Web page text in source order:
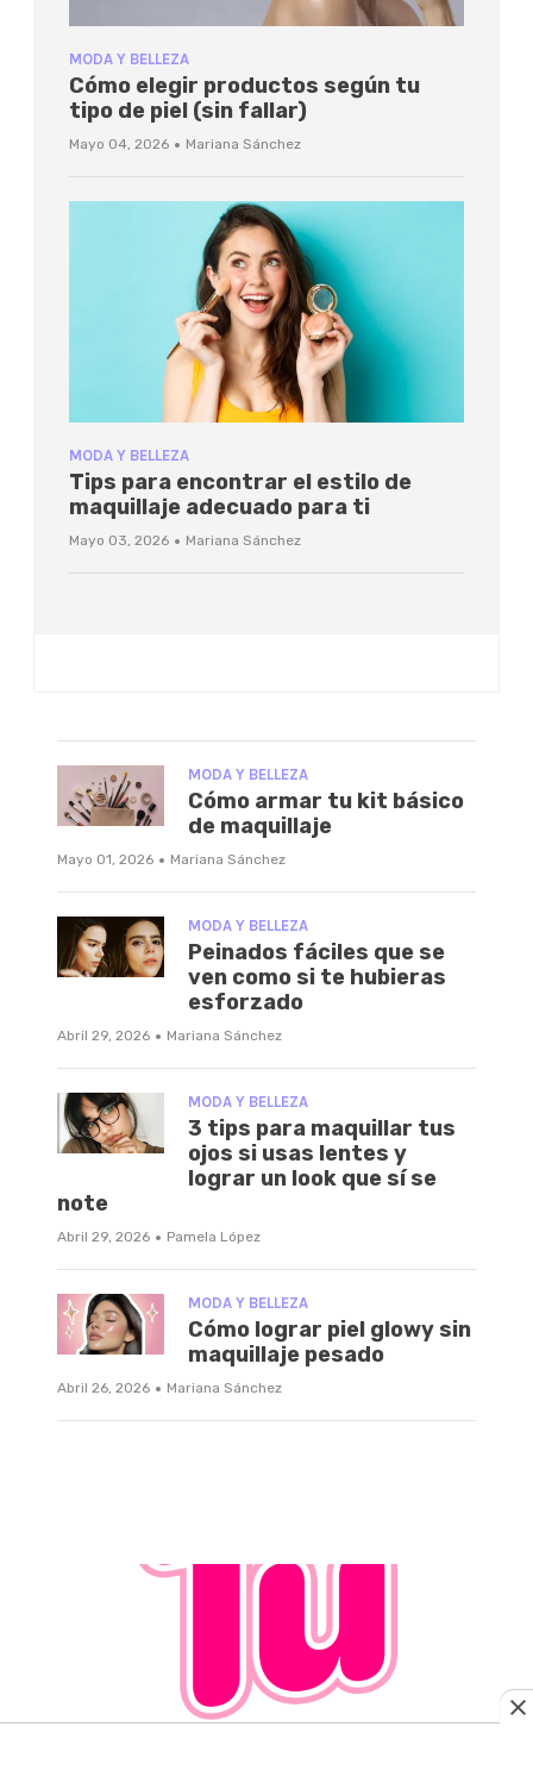
MODA Y BELLEZA
Cómo elegir productos según tu
tipo de piel (sin fallar)
Mayo 04, 2026 · Mariana Sánchez
MODA Y BELLEZA
Tips para encontrar el estilo de
maquillaje adecuado para ti
Mayo 03, 2026 · Mariana Sánchez
MODA Y BELLEZA
Cómo armar tu kit básico
de maquillaje
Mayo 01, 2026 · Mariana Sánchez
MODA Y BELLEZA
Peinados fáciles que se
ven como si te hubieras
esforzado
Abril 29, 2026 · Mariana Sánchez
MODA Y BELLEZA
3 tips para maquillar tus
ojos si usas lentes y
lograr un look que sí se
note
Abril 29, 2026 · Pamela López
MODA Y BELLEZA
Cómo lograr piel glowy sin
maquillaje pesado
Abril 26, 2026 · Mariana Sánchez